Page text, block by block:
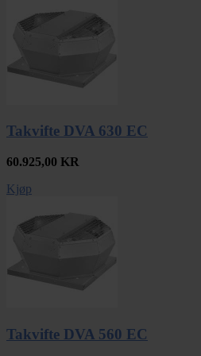
Takvifte DVA 630 EC
60.925,00 KR
Kjøp
Takvifte DVA 560 EC